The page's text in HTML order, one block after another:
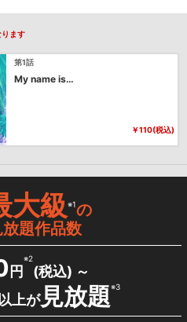
ます
第1話
My name is…
￥110(税込)
大級※1の
題作品数
円
※2
(税込) ～
上が見放題※3